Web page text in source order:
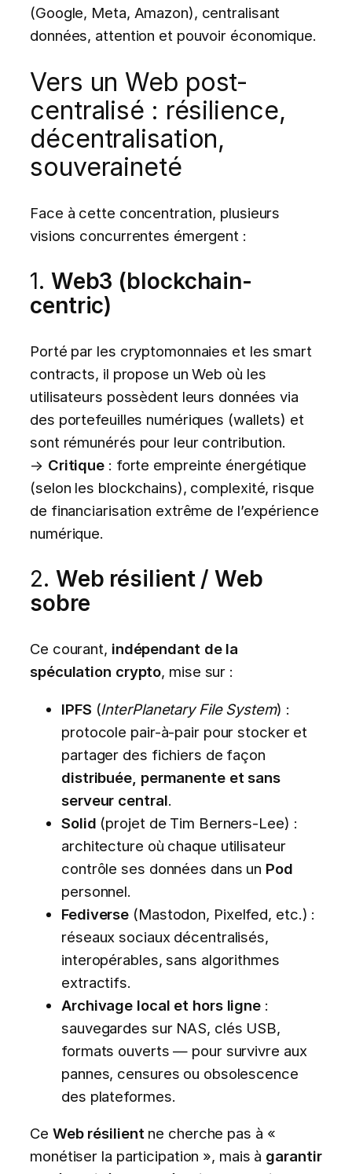
(Google, Meta, Amazon), centralisant
données, attention et pouvoir économique.
Vers un Web post-
centralisé : résilience,
décentralisation,
souveraineté
Face à cette concentration, plusieurs
visions concurrentes émergent :
1. Web3 (blockchain-
centric)
Porté par les cryptomonnaies et les smart
contracts, il propose un Web où les
utilisateurs possèdent leurs données via
des portefeuilles numériques (wallets) et
sont rémunérés pour leur contribution.
→ Critique : forte empreinte énergétique
(selon les blockchains), complexité, risque
de financiarisation extrême de l’expérience
numérique.
2. Web résilient / Web
sobre
Ce courant, indépendant de la
spéculation crypto, mise sur :
IPFS (InterPlanetary File System) :
protocole pair-à-pair pour stocker et
partager des fichiers de façon
distribuée, permanente et sans
serveur central.
Solid (projet de Tim Berners-Lee) :
architecture où chaque utilisateur
contrôle ses données dans un Pod
personnel.
Fediverse (Mastodon, Pixelfed, etc.) :
réseaux sociaux décentralisés,
interopérables, sans algorithmes
extractifs.
Archivage local et hors ligne :
sauvegardes sur NAS, clés USB,
formats ouverts — pour survivre aux
pannes, censures ou obsolescence
des plateformes.
Ce Web résilient ne cherche pas à «
monétiser la participation », mais à garantir